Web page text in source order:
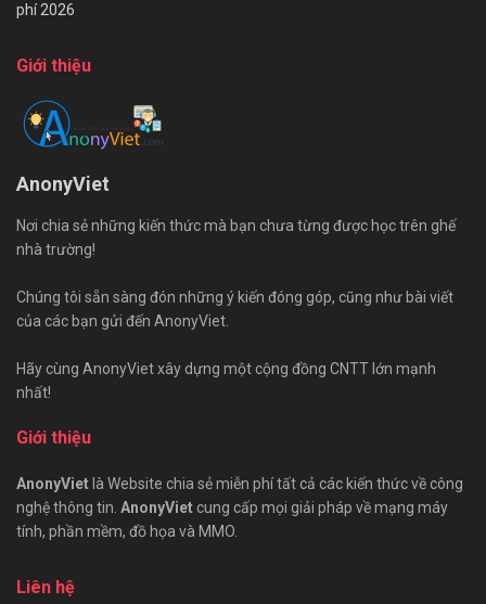
phí 2026
Giới thiệu
AnonyViet
Nơi chia sẻ những kiến thức mà bạn chưa từng được học trên ghế
nhà trường!
Chúng tôi sẵn sàng đón những ý kiến đóng góp, cũng như bài viết
của các bạn gửi đến AnonyViet.
Hãy cùng AnonyViet xây dựng một cộng đồng CNTT lớn mạnh
nhất!
Giới thiệu
AnonyViet là Website chia sẻ miễn phí tất cả các kiến thức về công
nghệ thông tin. AnonyViet cung cấp mọi giải pháp về mạng máy
tính, phần mềm, đồ họa và MMO.
Liên hệ